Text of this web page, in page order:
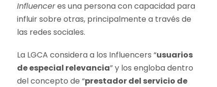
Influenceres una persona con capacidad para
influir sobre otras, principalmente a través de
las redes sociales.
La LGCA considera a los Influencers “usuarios
de especial relevancia” y los engloba dentro
del concepto de “prestador del servicio de